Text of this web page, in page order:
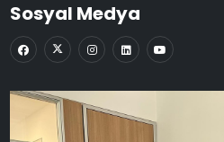
Sosyal Medya